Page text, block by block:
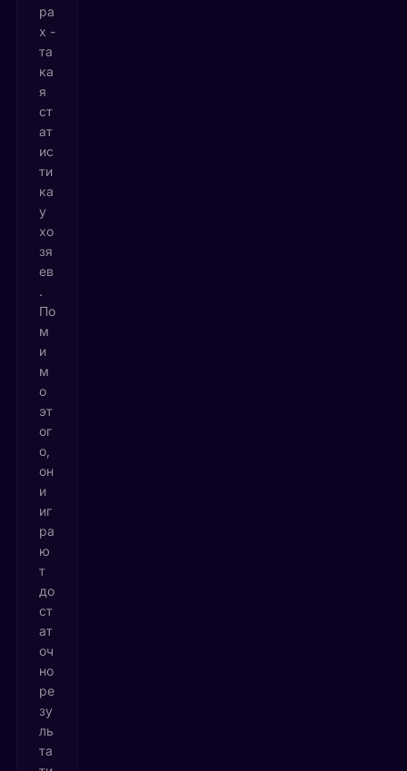
ра
х -
та
ка
я
ст
ат
ис
ти
ка
у
хо
зя
ев
.
По
м
и
м
о
эт
ог
о,
он
и
иг
ра
ю
т
до
ст
ат
оч
но
ре
зу
ль
та